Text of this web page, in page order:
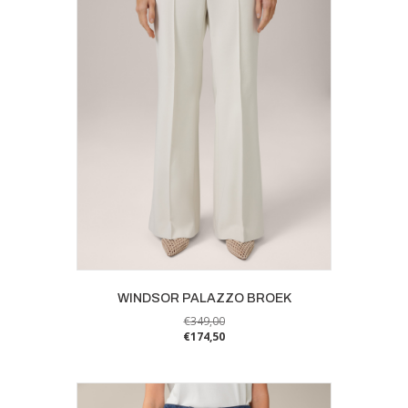
gekozen
worden
WINDSOR PALAZZO BROEK
€349,00
€174,50